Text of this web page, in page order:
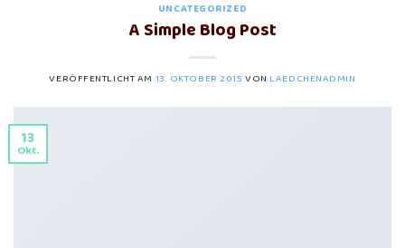
UNCATEGORIZED
A Simple Blog Post
VERÖFFENTLICHT AM 13. OKTOBER 2015 VON LAEDCHENADMIN
13
Okt.